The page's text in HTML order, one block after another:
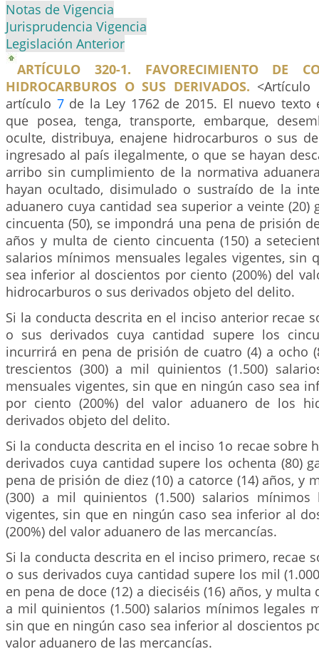
Notas de Vigencia
Jurisprudencia Vigencia
Legislación Anterior
ARTÍCULO 320-1. FAVORECIMIENTO DE
HIDROCARBUROS O SUS DERIVADOS.
artículo 7de la Ley 1762 de 2015. El nuevo texto
que posea, tenga, transporte, embarque,
oculte, distribuya, enajene hidrocarburos o sus
ingresado al país ilegalmente, o que se hayan
arribo sin cumplimiento de la normativa
hayan ocultado, disimulado o sustraído de la
aduanero cuya cantidad sea superior a veinte (20)
cincuenta (50), se impondrá una pena de prisión
años y multa de ciento cincuenta (150) a
salarios mínimos mensuales legales vigentes, sin
sea inferior al doscientos por ciento (200%) del
hidrocarburos o sus derivados objeto del delito.
Si la conducta descrita en el inciso anterior recae
o sus derivados cuya cantidad supere los
incurrirá en pena de prisión de cuatro (4) a ocho
trescientos (300) a mil quinientos (1.500)
mensuales vigentes, sin que en ningún caso sea
por ciento (200%) del valor aduanero de los
derivados objeto del delito.
Si la conducta descrita en el inciso 1o recae sobre
derivados cuya cantidad supere los ochenta (80)
pena de prisión de diez (10) a catorce (14) años, y
(300) a mil quinientos (1.500) salarios mínimos
vigentes, sin que en ningún caso sea inferior al
(200%) del valor aduanero de las mercancías.
Si la conducta descrita en el inciso primero, recae
o sus derivados cuya cantidad supere los mil
en pena de doce (12) a dieciséis (16) años, y multa
a mil quinientos (1.500) salarios mínimos legales
sin que en ningún caso sea inferior al doscientos
valor aduanero de las mercancías.